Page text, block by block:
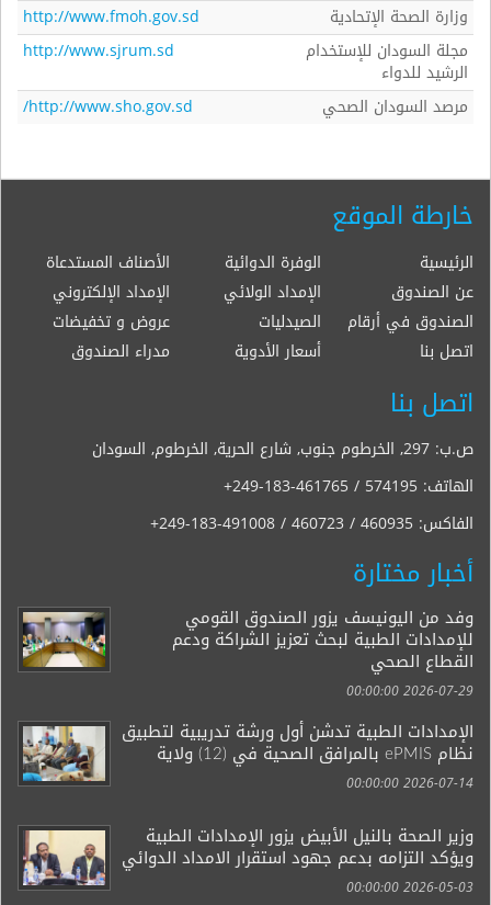
وزارة الصحة الإتحادية
http://www.fmoh.gov.sd
مجلة السودان للإستخدام
الرشيد للدواء
http://www.sjrum.sd
مرصد السودان الصحي
http://www.sho.gov.sd/
خارطة الموقع
الرئيسية الوفرة الدوائية
الأصناف المستدعاة
عن الصندوق
الإمداد الولائي
الإمداد الإلكتروني
الصندوق في أرقام
الصيدليات
عروض و تخفيضات
اتصل بنا
أسعار الأدوية مدراء الصندوق
اتصل بنا
ص.ب: 297, الخرطوم جنوب, شارع الحرية, الخرطوم, السودان
الهاتف: +249-183-461765 / 574195
الفاكس: +249-183-491008 / 460723 / 460935
أخبار مختارة
وفد من اليونيسف يزور الصندوق القومي
للإمدادات الطبية لبحث تعزيز الشراكة ودعم
القطاع الصحي
2026-07-29 00:00:00
الإمدادات الطبية تدشن أول ورشة تدريبية لتطبيق
نظام ePMIS بالمرافق الصحية في (12) ولاية
2026-07-14 00:00:00
وزير الصحة بالنيل الأبيض يزور الإمدادات الطبية
ويؤكد التزامه بدعم جهود استقرار الامداد الدوائي
2026-05-03 00:00:00